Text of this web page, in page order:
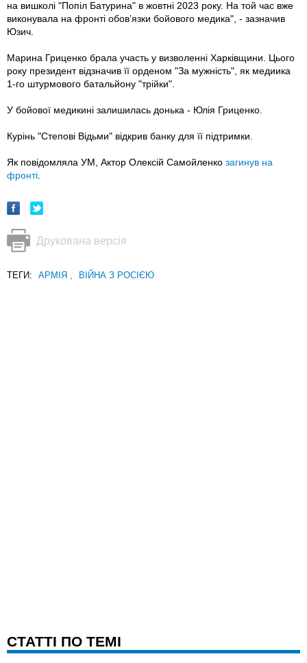
на вишколі "Попіл Батурина" в жовтні 2023 року. На той час вже
виконувала на фронті обовʼязки бойового медика", - зазначив
Юзич.
Марина Гриценко брала участь у визволенні Харківщини. Цього
року президент відзначив її орденом "За мужність", як медиика
1-го штурмового батальйону "трійки".
У бойової медикині залишилась донька - Юлія Гриценко.
Курінь "Степові Відьми" відкрив банку для її підтримки.
Як повідомляла УМ, Актор Олексій Самойленко загинув на
фронті.
Друкована версія
ТЕГИ: АРМІЯ , ВІЙНА З РОСІЄЮ
CТАТТІ ПО ТЕМІ